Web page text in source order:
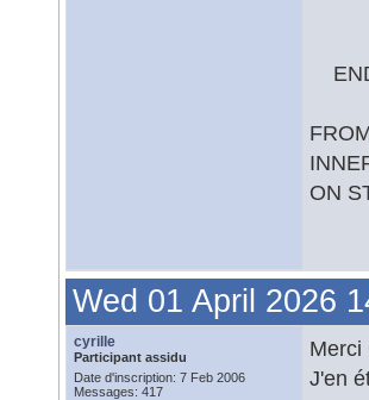
ON
Wed 01 April 2026
cyrille
Participant assidu
Date d'inscription: 7 Feb 2006
Messages: 417
Merci
J'en